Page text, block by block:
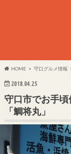
HOME 守口グルメ情報
2018.04.25
守口市でお手
「鯛将丸」